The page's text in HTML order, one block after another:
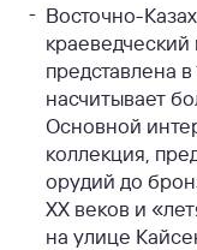
Восточно-
представлена
насчитывает
Основной
коллекция,
орудий до
XX веков и
на улице